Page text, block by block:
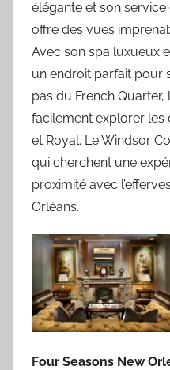
élégante et son
offre des vues
Avec son spa luxueux
un endroit parfait pour
pas du French
facilement explorer
et Royal. Le Windsor
qui cherchent une
proximité avec
Orléans.
Four Seasons New